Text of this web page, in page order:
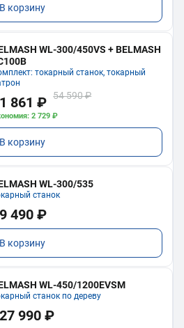
В корзину
WL-300/450VS + BELMASH
токарный станок, токарный
861 ₽ 54 590 ₽
2 729 ₽
В корзину
WL-300/535
станок
490 ₽
В корзину
WL-450/1200EVSM
станок по дереву
990 ₽